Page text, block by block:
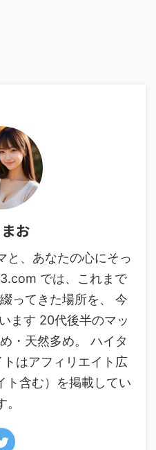
お
と、あなたの心にそっ
では、これまで
ってきた場所を、 今
ます 20代後半のマッ
・天然多め。 ハイタ
はアフィリエイト広
含む）を掲載してい
。